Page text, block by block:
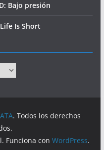
Bajo presión
Is Short
. Todos los derechos
Funciona conWordPress.